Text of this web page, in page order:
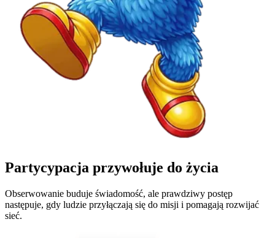
Partycypacja przywołuje do życia
Obserwowanie buduje świadomość, ale prawdziwy postęp
następuje, gdy ludzie przyłączają się do misji i pomagają rozwijać
sieć.